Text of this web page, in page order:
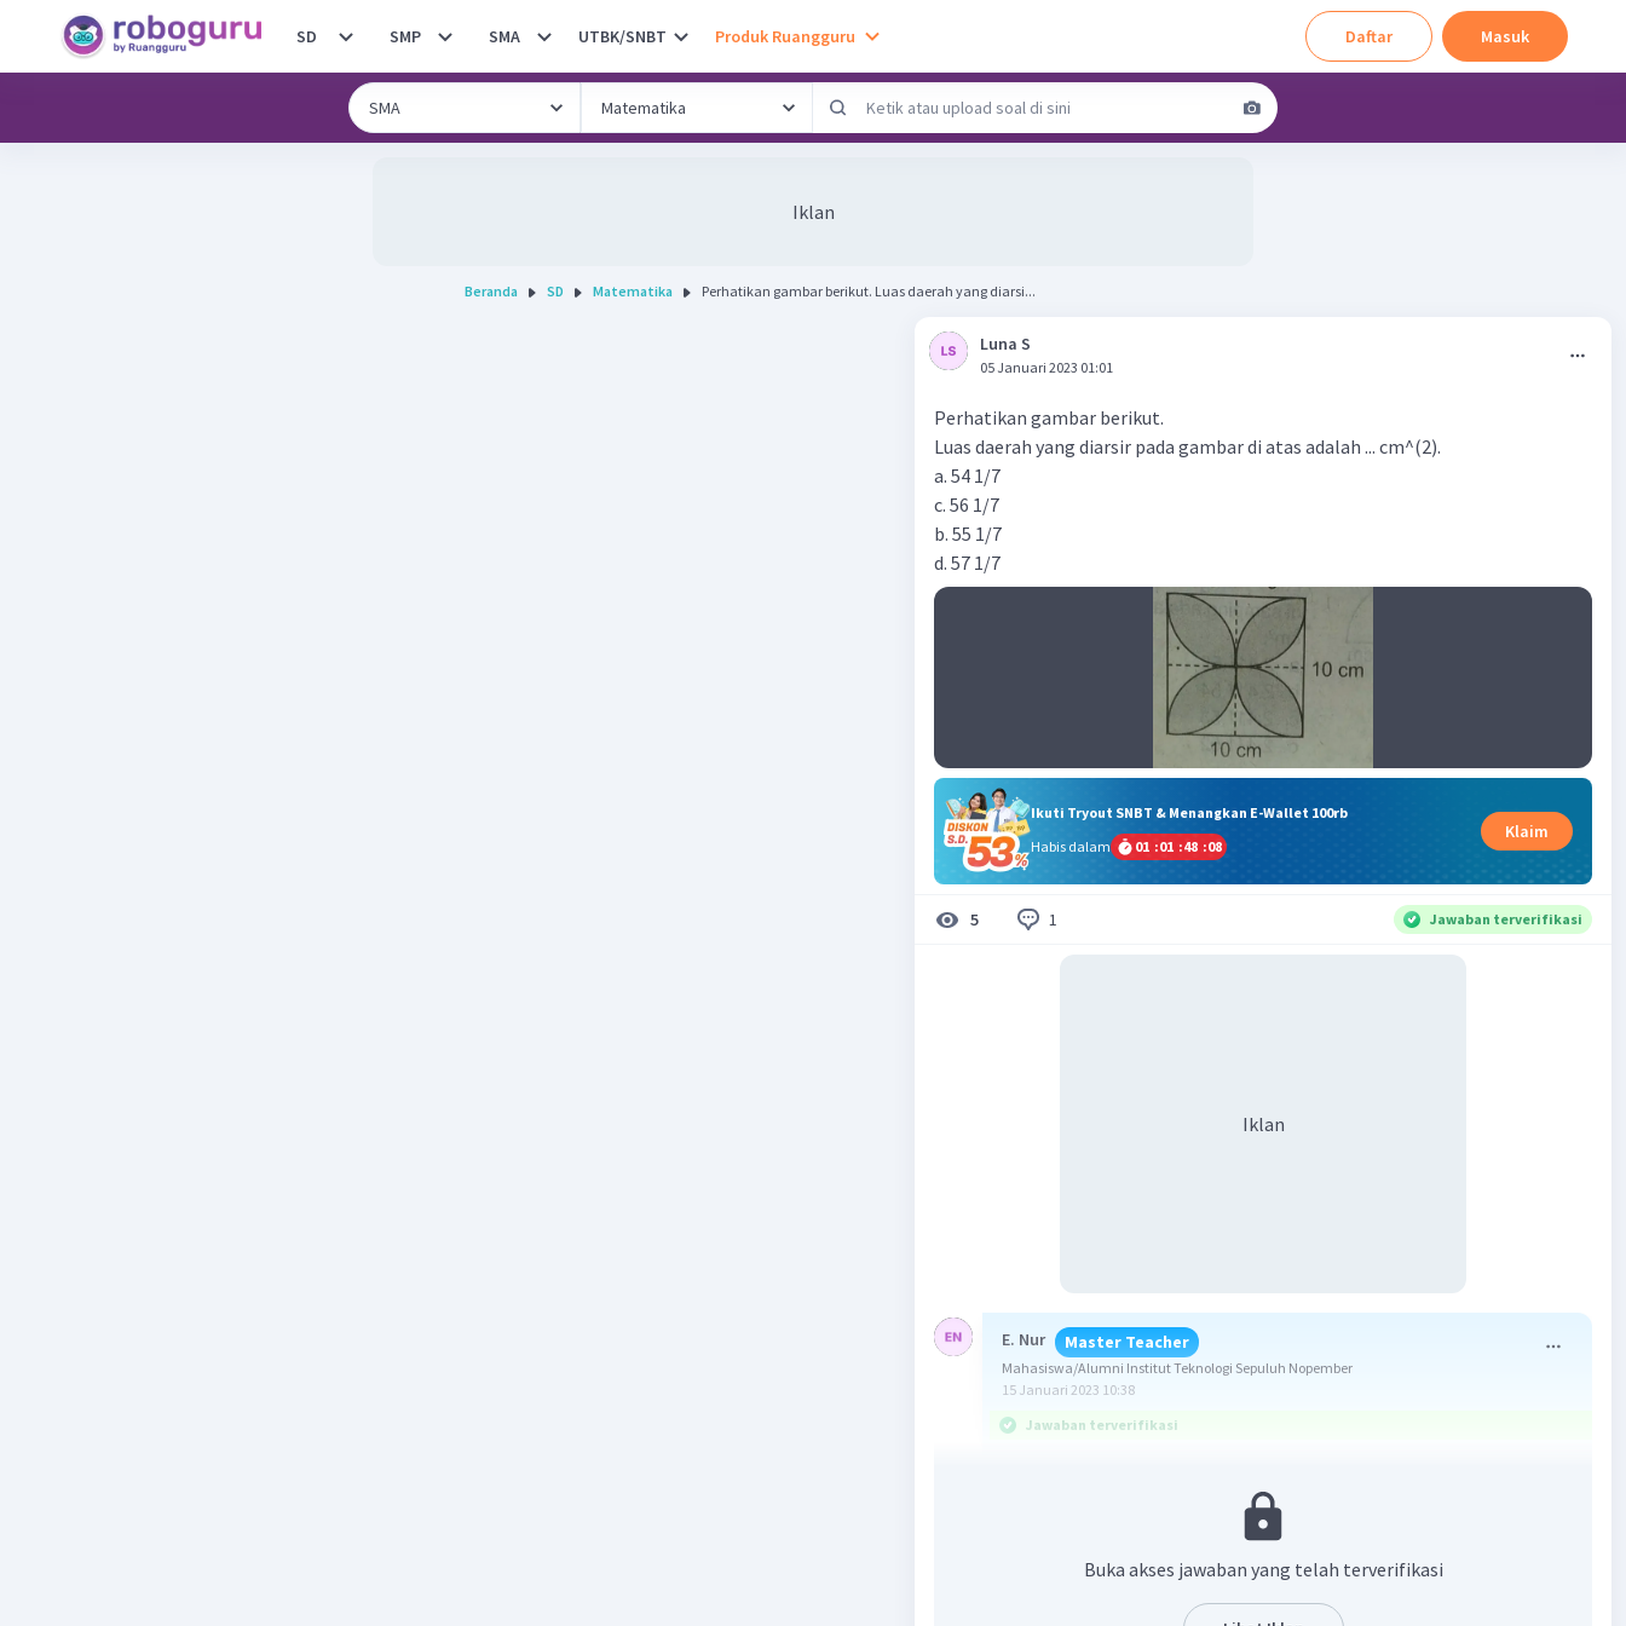
SD SMP SMA UTBK/SNBT Produk Ruangguru Daftar Masuk
Iklan
Beranda SD Matematika Perhatikan gambar berikut. Luas daerah yang diarsi...
Luna S
05 Januari 2023 01:01
Perhatikan gambar berikut.
Luas daerah yang diarsir pada gambar di atas adalah ... cm^(2).
a. 54 1/7
c. 56 1/7
b. 55 1/7
d. 57 1/7
Ikuti Tryout SNBT & Menangkan E-Wallet 100rb
Habis dalam
01 :01 :48 :08
Klaim
5 1 Jawaban terverifikasi
Iklan
E. Nur Master Teacher
Mahasiswa/Alumni Institut Teknologi Sepuluh Nopember
15 Januari 2023 10:38
Jawaban terverifikasi
Rumus luas persegi
Buka akses jawaban yang telah terverifikasi